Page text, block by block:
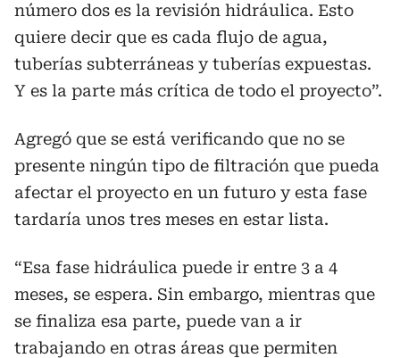
número dos es la revisión hidráulica. Esto
quiere decir que es cada flujo de agua,
tuberías subterráneas y tuberías expuestas.
Y es la parte más crítica de todo el proyecto”.
Agregó que se está verificando que no se
presente ningún tipo de filtración que pueda
afectar el proyecto en un futuro y esta fase
tardaría unos tres meses en estar lista.
“Esa fase hidráulica puede ir entre 3 a 4
meses, se espera. Sin embargo, mientras que
se finaliza esa parte, puede van a ir
trabajando en otras áreas que permiten